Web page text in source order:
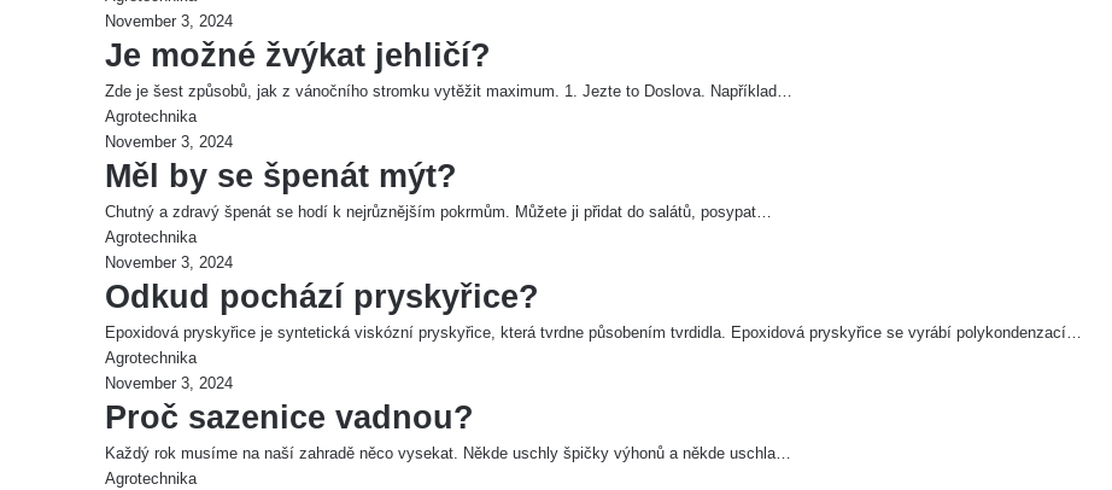
November 3, 2024
Je možné žvýkat jehličí?
Zde je šest způsobů, jak z vánočního stromku vytěžit maximum. 1. Jezte to Doslova. Například…
Agrotechnika
November 3, 2024
Měl by se špenát mýt?
Chutný a zdravý špenát se hodí k nejrůznějším pokrmům. Můžete ji přidat do salátů, posypat…
Agrotechnika
November 3, 2024
Odkud pochází pryskyřice?
Epoxidová pryskyřice je syntetická viskózní pryskyřice, která tvrdne působením tvrdidla. Epoxidová pryskyřice se vyrábí polykondenzací…
Agrotechnika
November 3, 2024
Proč sazenice vadnou?
Každý rok musíme na naší zahradě něco vysekat. Někde uschly špičky výhonů a někde uschla…
Agrotechnika